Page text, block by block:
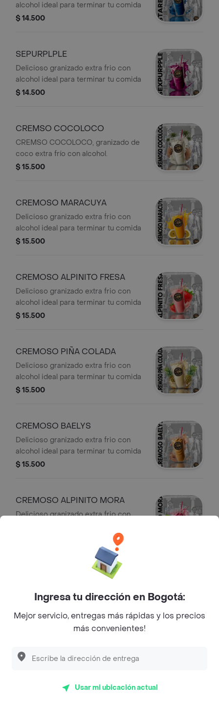
alcohol ideal para terminar tu comida
$ 14.500
SEPURPLPLE
Delicioso granizado extra frio con
alcohol ideal para terminar tu comida
$ 14.500
CREMSO COCOLOCO
CREMSO COCOLOCO, granizado de
coco extra frío con alcohol.
$ 15.500
CREMOSO MARACUYA
Delicioso granizado extra frio con
alcohol ideal para terminar tu comida
$ 15.500
CREMOSO ALPINITO FRESA
Delicioso granizado extra frio con
alcohol ideal para terminar tu comida
$ 15.500
CREMOSO PIÑA COLADA
Delicioso granizado extra frio con
alcohol ideal para terminar tu comida
$ 15.500
CREMOSO BAELYS
Delicioso granizado extra frio con
alcohol ideal para terminar tu comida
$ 15.500
CREMOSO ALPINITO MORA
Delicioso granizado extra frio con
CREMOSO MELOCOTON
alcohol ideal para terminar tu comida
$ 15.500
Sobre Rico Rapido
Cra. 97AA #64af 35, Santa
Ingresa tu dirección en Bogotá:
Mejor servicio, entregas más rápidas y los precios
más convenientes!
Usar mi ubicación actual